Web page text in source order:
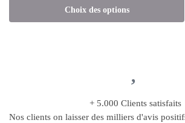
Choix des options
+ 5.000 Clients satisfaits
Nos clients on laisser des milliers d'avis